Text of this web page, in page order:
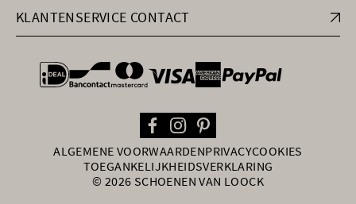
KLANTENSERVICE CONTACT
general.paymentOptions
ALGEMENE VOORWAARDENPRIVACYCOOKIES
TOEGANKELIJKHEIDSVERKLARING
© 2026 SCHOENEN VAN LOOCK